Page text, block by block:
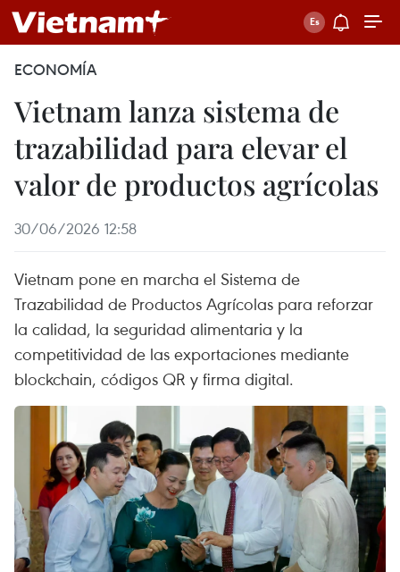
ECONOMÍA
Vietnam lanza sistema de
trazabilidad para elevar el
valor de productos agrícolas
30/06/2026 12:58
Vietnam pone en marcha el Sistema de
Trazabilidad de Productos Agrícolas para reforzar
la calidad, la seguridad alimentaria y la
competitividad de las exportaciones mediante
blockchain, códigos QR y firma digital.